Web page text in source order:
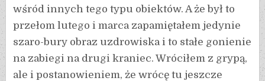
wśród innych tego typu obiektów. A że był to
przełom lutego i marca zapamiętałem jedynie
szaro-bury obraz uzdrowiska i to stałe gonienie
na zabiegi na drugi kraniec. Wróciłem z grypą,
ale i postanowieniem, że wrócę tu jeszcze